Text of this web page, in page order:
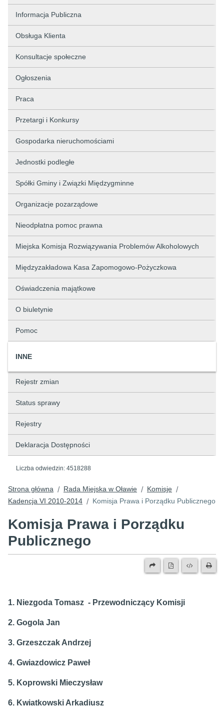
Informacja Publiczna
Obsługa Klienta
Konsultacje społeczne
Ogłoszenia
Praca
Przetargi i Konkursy
Gospodarka nieruchomościami
Jednostki podległe
Spółki Gminy i Związki Międzygminne
Organizacje pozarządowe
Nieodpłatna pomoc prawna
Miejska Komisja Rozwiązywania Problemów Alkoholowych
Międzyzakładowa Kasa Zapomogowo-Pożyczkowa
Oświadczenia majątkowe
O biuletynie
Pomoc
INNE
Rejestr zmian
Status sprawy
Rejestry
Deklaracja Dostępności
Liczba odwiedzin: 4518288
Strona główna / Rada Miejska w Oławie / Komisje /
Kadencja VI 2010-2014 / Komisja Prawa i Porządku Publicznego
Komisja Prawa i Porządku
Publicznego
1. Niezgoda Tomasz - Przewodniczący Komisji
2. Gogola Jan
3. Grzeszczak Andrzej
4. Gwiazdowicz Paweł
5. Koprowski Mieczysław
6. Kwiatkowski Arkadiusz